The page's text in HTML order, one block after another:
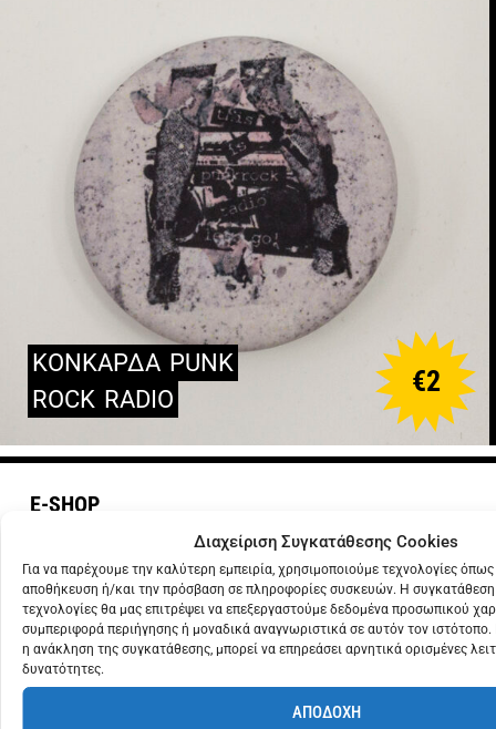
Διαχείριση Συγκατάθεσης Cookies
Για να παρέχουμε την καλύτερη εμπειρία, χρησιμοποιούμε τεχνολογίες
αποθήκευση ή/και την πρόσβαση σε πληροφορίες συσκευών. Η συγκατάθεση
τεχνολογίες θα μας επιτρέψει να επεξεργαστούμε δεδομένα προσωπικού
συμπεριφορά περιήγησης ή μοναδικά αναγνωριστικά σε αυτόν τον
η ανάκληση της συγκατάθεσης, μπορεί να επηρεάσει αρνητικά ορισμένες
δυνατότητες.
ΑΠΟΔΟΧΗ
ΚΟΝΚΑΡΔΑ PUNK
ROCK RADIO
€2
E-SHOP
Αξεσουάρ
Εκπτώσεις
Καλάθι